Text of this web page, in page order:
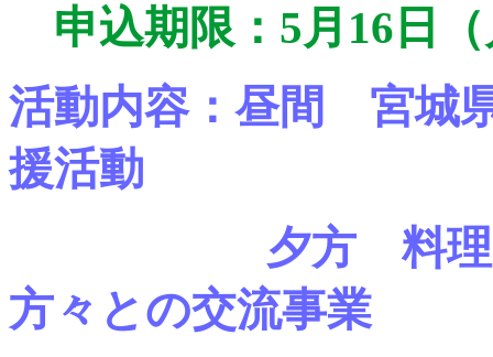
申込期限：5月16日
活動内容：昼間 宮城
援活動
夕方 料理
方々との交流事業